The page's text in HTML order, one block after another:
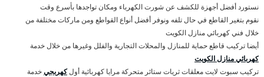
نستورد أفضل أجهزة للكشف عن شورت الكهرباء ومكان تواجدها بأسرع وقت
نقوم بتغير القاطع في حال تلفه ونوفر أفضل أنواع القواطع ومن ماركات مختلفة من
خلال فني كهربائي منازل الكويت
أيضا تركيب قاطع حماية للمنازل والمحلات التجارية والفلل وغيرها من خلال خدمة
كهربائي منازل الكويت
تركيب سبوت لايت معلقات ثريات ستائر متحركة مرايا كهربائية أولكهربجيخدمة